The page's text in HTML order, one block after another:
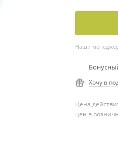
Наши
Хочу в
Цена
цен в